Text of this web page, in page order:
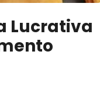
Lucrativa